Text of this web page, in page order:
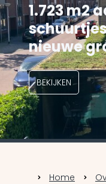
1.723 m2
nieuwe
BEKIJKEN
Home